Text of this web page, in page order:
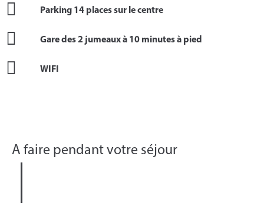
Parking 14 places sur le centre
Gare des 2 jumeaux à 10 minutes à pied
WIFI
A faire pendant votre séjour